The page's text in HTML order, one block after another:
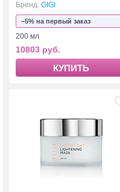
Бренд: GIGI
−5% на первый заказ
200 мл
10803 руб.
КУПИТЬ